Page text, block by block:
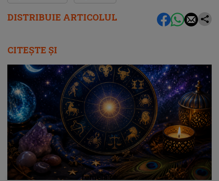
DISTRIBUIE ARTICOLUL
CITEȘTE ȘI
femeia.ro